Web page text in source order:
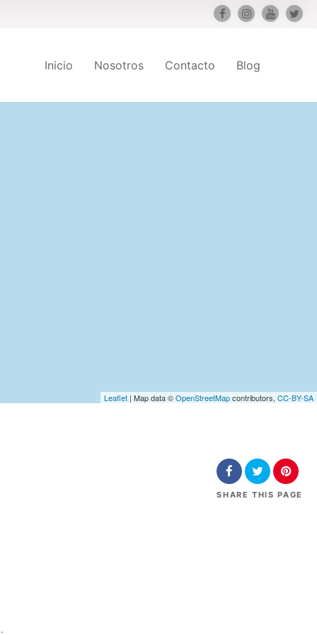
Inicio Nosotros Contacto Blog
Leaflet | Map data ©OpenStreetMapcontributors, CC-BY-SA
SHARE THIS PAGE